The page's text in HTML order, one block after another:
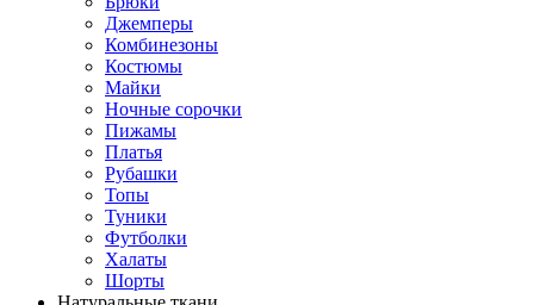
Джемперы
Комбинезоны
Костюмы
Майки
Ночные сорочки
Пижамы
Платья
Рубашки
Топы
Туники
Футболки
Халаты
Шорты